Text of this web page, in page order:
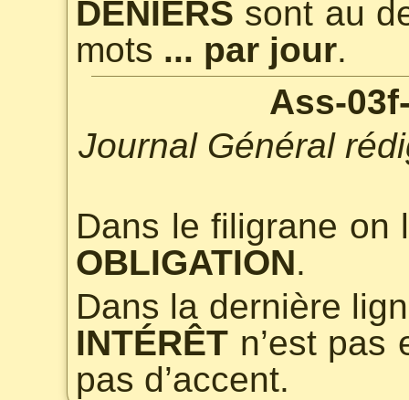
DENIERS sont au
mots ... par jour.
Ass-
Journal Général
Dans le filigrane
OBLIGATION.
Dans la dernière
INTÉRÊT n’est
pas d’accent.